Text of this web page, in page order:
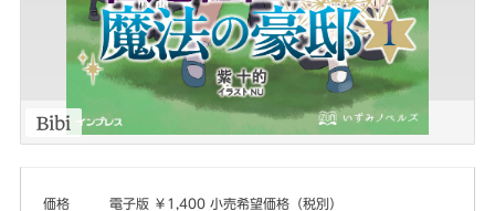
価格
電子版 ￥1,400 小売希望価格（税別）